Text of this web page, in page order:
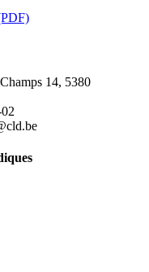
14, 5380